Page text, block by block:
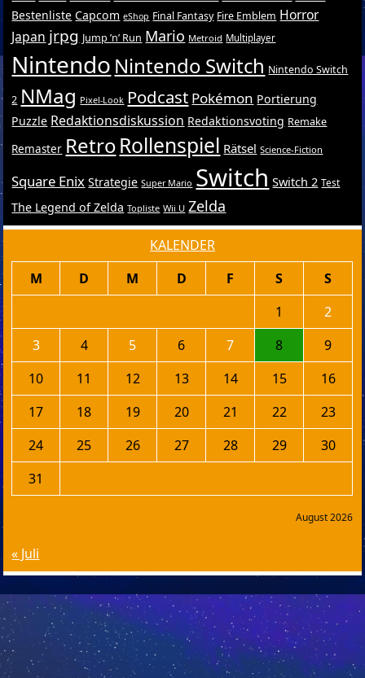
Bestenliste Capcom eShop Final Fantasy Fire Emblem Horror
Japan jrpg Jump ’n’ Run Mario Metroid Multiplayer
Nintendo Nintendo Switch Nintendo Switch
2 NMag Pixel-Look Podcast Pokémon Portierung
Puzzle Redaktionsdiskussion Redaktionsvoting Remake
Remaster RetroRollenspiel Rätsel Science-Fiction
Square Enix Strategie Super Mario Switch Switch 2 Test
The Legend of Zelda Topliste Wii U Zelda
KALENDER
August 2026
M D M D F S
S
1
2
3
4 5 6 7 8
9
10
11 12 13 14 15
16
17
18 19 20 21 22
23
24
25 26 27 28 29
30
31
« Juli